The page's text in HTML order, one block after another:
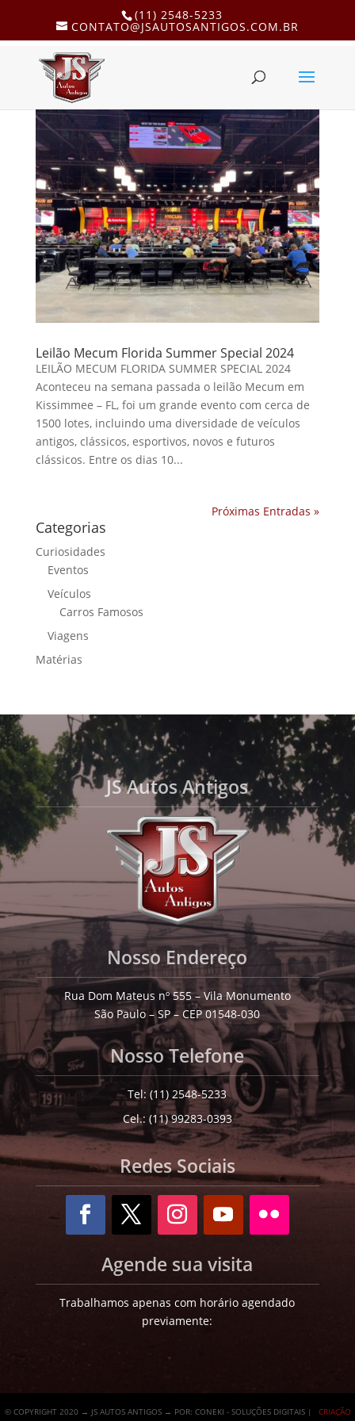
(11) 2548-5233
CONTATO@JSAUTOSANTIGOS.COM.BR
Leilão Mecum Florida Summer Special 2024
LEILÃO MECUM FLORIDA SUMMER SPECIAL 2024
Aconteceu na semana passada o leilão Mecum em
Kissimmee – FL, foi um grande evento com cerca de
1500 lotes, incluindo uma diversidade de veículos
antigos, clássicos, esportivos, novos e futuros
clássicos. Entre os dias 10...
Próximas Entradas »
Categorias
Curiosidades
Eventos
Veículos
Carros Famosos
Viagens
Matérias
JS Autos Antigos
Nosso Endereço
Rua Dom Mateus nº 555 – Vila Monumento
São Paulo – SP – CEP 01548-030
Nosso Telefone
Tel: (11) 2548-5233
Cel.: (11) 99283-0393
Redes Sociais
Agende sua visita
Trabalhamos apenas com horário agendado
previamente:
© COPYRIGHT 2020 → JS AUTOS ANTIGOS → POR: CONEKI - SOLUÇÕES DIGITAIS | CRIAÇÃO